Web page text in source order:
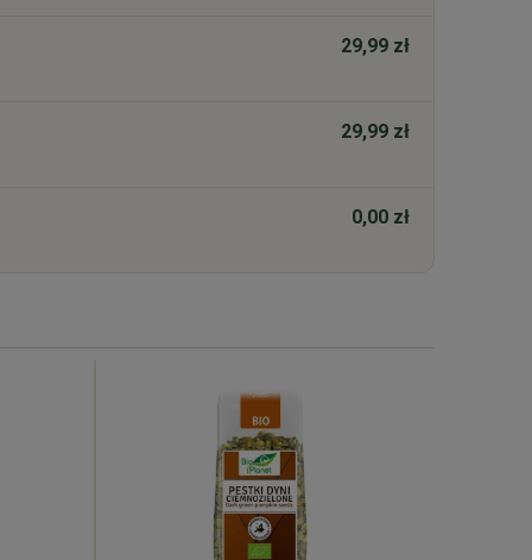
29,99 zł
29,99 zł
0,00 zł